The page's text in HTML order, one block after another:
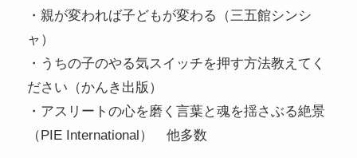
・親が変われば子どもが変わる（三五館シンシ
ャ）
・うちの子のやる気スイッチを押す方法教えてく
ださい（かんき出版）
・アスリートの心を磨く言葉と魂を揺さぶる絶景
（PIE International） 他多数